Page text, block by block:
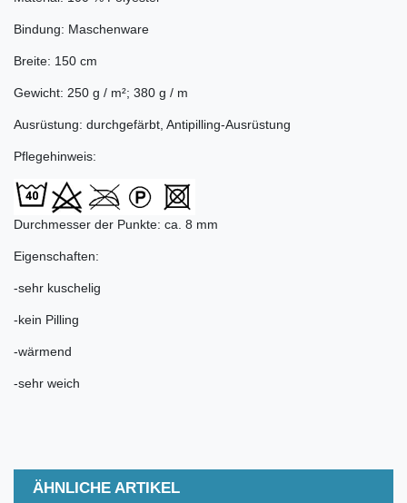
Bindung: Maschenware
Breite: 150 cm
Gewicht: 250 g / m²; 380 g / m
Ausrüstung: durchgefärbt, Antipilling-Ausrüstung
Pflegehinweis:
Durchmesser der Punkte: ca. 8 mm
Eigenschaften:
-sehr kuschelig
-kein Pilling
-wärmend
-sehr weich
ÄHNLICHE ARTIKEL